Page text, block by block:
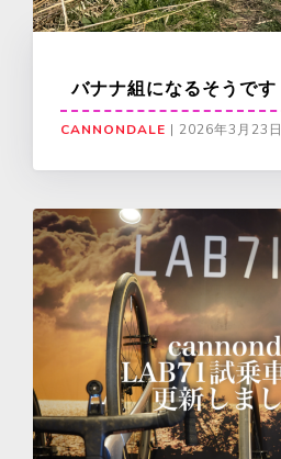
バナナ組になるそうです
CANNONDALE | 2026年3月23日